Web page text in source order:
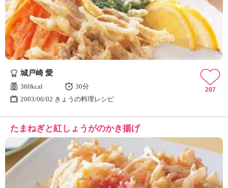
城戸崎 愛
360kcal
30分
2003/06/02 きょうの料理レシピ
207
たまねぎと紅しょうがのかき揚げ